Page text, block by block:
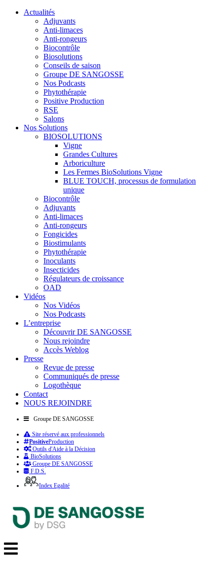
Actualités
Adjuvants
Anti-limaces
Anti-rongeurs
Biocontrôle
Biosolutions
Conseils de saison
Groupe DE SANGOSSE
Nos Podcasts
Phytothérapie
Positive Production
RSE
Salons
Nos Solutions
BIOSOLUTIONS
Vigne
Grandes Cultures
Arboriculture
Les Fermes BioSolutions Vigne
BLUE TOUCH, processus de formulation
unique
Biocontrôle
Adjuvants
Anti-limaces
Anti-rongeurs
Fongicides
Biostimulants
Phytothérapie
Inoculants
Insecticides
Régulateurs de croissance
OAD
Vidéos
Nos Vidéos
Nos Podcasts
L’entreprise
Découvrir DE SANGOSSE
Nous rejoindre
Accès Weblog
Presse
Revue de presse
Communiqués de presse
Logothèque
Contact
NOUS REJOINDRE
Groupe DE SANGOSSE
Site réservé aux professionnels
PositiveProduction
Outils d'Aide à la Décision
BioSolutions
Groupe DE SANGOSSE
F.D.S.
Index Egalité